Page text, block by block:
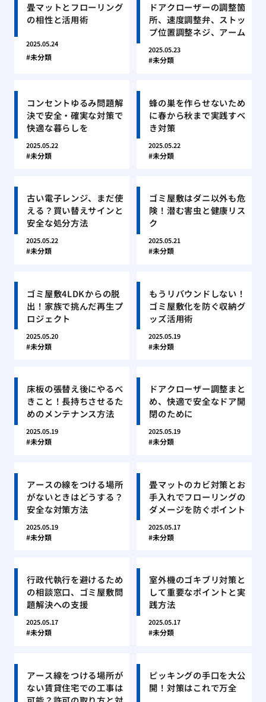
畳マットとフローリング
の相性と活用術
2025.05.24
未分類
ドアクローザーの調整箇
所、速度調整弁、ストッ
プ位置調整ネジ、アーム
2025.05.23
未分類
コンセントゆるみ問題解
決で安全・確実な対策で
快適な暮らしを
2025.05.22
未分類
蜂の巣を作らせないため
に春から秋まで実践すべ
き対策
2025.05.22
未分類
古い電子レンジ、まだ使
える？買い替えサインと
安全な処分方法
2025.05.22
未分類
ゴミ屋敷はダニ以外も危
険！潜む害虫と健康リス
ク
2025.05.21
未分類
ゴミ屋敷4LDKからの脱
出！家族で挑んだ再生プ
ロジェクト
2025.05.20
未分類
もうリバウンドしない！
ゴミ屋敷化を防ぐ収納グ
ッズ活用術
2025.05.19
未分類
床板の張替え後にやるべ
きこと！長持ちさせるた
めのメンテナンス方法
2025.05.19
未分類
ドアクローザー調整まと
め、快適で安全なドア開
閉のために
2025.05.19
未分類
アースの線をつける場所
がないときはどうする？
安全な対策方法
2025.05.19
未分類
畳マットのカビ対策とお
手入れでフローリングの
ダメージを防ぐポイント
2025.05.17
未分類
行政代執行を避けるため
の相談窓口、ゴミ屋敷問
題解決への支援
2025.05.17
未分類
室外機のゴキブリ対策と
して重要なポイントと実
践方法
2025.05.17
未分類
アース線をつける場所が
ない賃貸住宅での工事は
ピッキングの手口を大公
開！対策はこれで万全